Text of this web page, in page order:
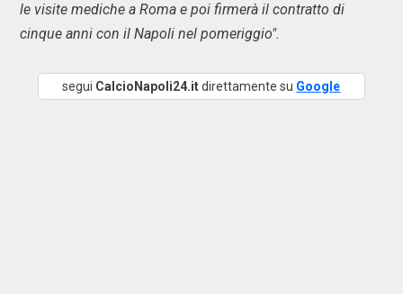
le visite mediche a Roma e poi firmerà il contratto di
cinque anni con il Napoli nel pomeriggio".
segui CalcioNapoli24.itdirettamente su Google